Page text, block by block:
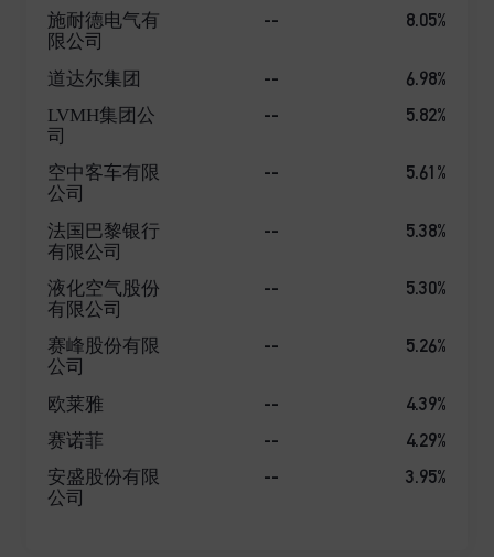
施耐德电气有
限公司
-- 8.05%
道达尔集团 -- 6.98%
LVMH集团公
司
-- 5.82%
空中客车有限
公司
-- 5.61%
法国巴黎银行
有限公司
-- 5.38%
液化空气股份
有限公司
-- 5.30%
赛峰股份有限
公司
-- 5.26%
欧莱雅 -- 4.39%
赛诺菲 -- 4.29%
安盛股份有限
公司
-- 3.95%